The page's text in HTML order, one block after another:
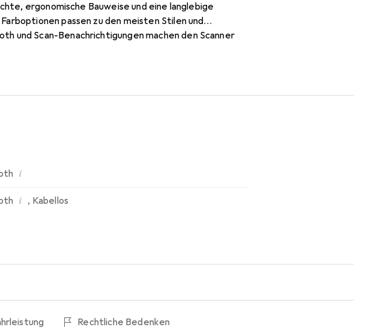
ergonomische Bauweise und eine langlebige
passen zu den meisten Stilen und
und Scan-Benachrichtigungen machen den Scanner
i
i , Kabellos
Rechtliche Bedenken